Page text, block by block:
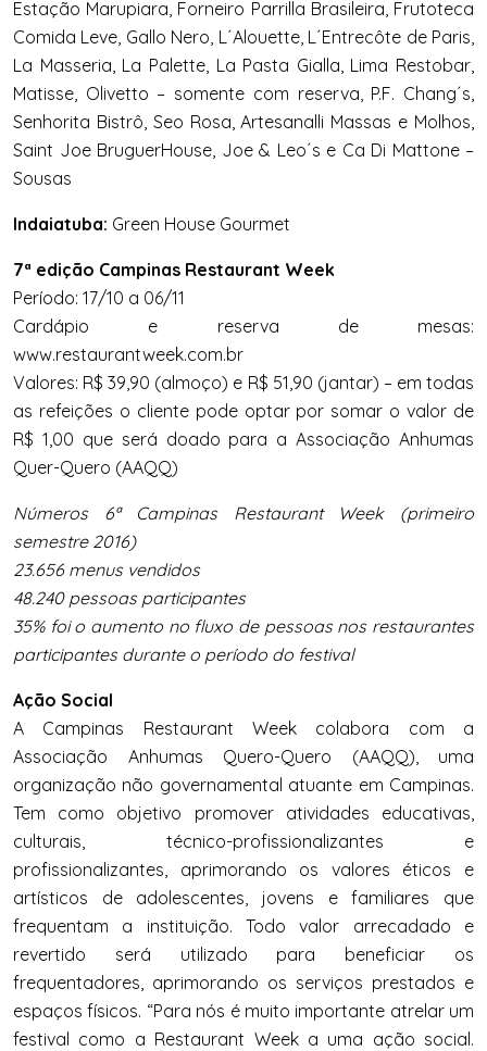
Estação Marupiara, Forneiro Parrilla Brasileira, Frutoteca
Comida Leve, Gallo Nero, L´Alouette, L´Entrecôte de Paris,
La Masseria, La Palette, La Pasta Gialla, Lima Restobar,
Matisse, Olivetto – somente com reserva, P.F. Chang´s,
Senhorita Bistrô, Seo Rosa, Artesanalli Massas e Molhos,
Saint Joe BruguerHouse, Joe & Leo´s e Ca Di Mattone –
Sousas
Indaiatuba: Green House Gourmet
7ª edição Campinas Restaurant Week
Período: 17/10 a 06/11
Cardápio e reserva de mesas:
www.restaurantweek.com.br
Valores: R$ 39,90 (almoço) e R$ 51,90 (jantar) – em todas
as refeições o cliente pode optar por somar o valor de
R$ 1,00 que será doado para a Associação Anhumas
Quer-Quero (AAQQ)
Números 6ª Campinas Restaurant Week (primeiro
semestre 2016)
23.656 menus vendidos
48.240 pessoas participantes
35% foi o aumento no fluxo de pessoas nos restaurantes
participantes durante o período do festival
Ação Social
A Campinas Restaurant Week colabora com a
Associação Anhumas Quero-Quero (AAQQ), uma
organização não governamental atuante em Campinas.
Tem como objetivo promover atividades educativas,
culturais, técnico-profissionalizantes e
profissionalizantes, aprimorando os valores éticos e
artísticos de adolescentes, jovens e familiares que
frequentam a instituição. Todo valor arrecadado e
revertido será utilizado para beneficiar os
frequentadores, aprimorando os serviços prestados e
espaços físicos. “Para nós é muito importante atrelar um
festival como a Restaurant Week a uma ação social.